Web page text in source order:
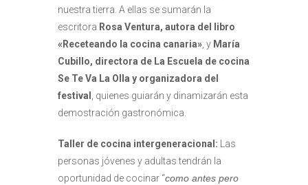
nuestra tierra. A ellas se sumarán la
escritora Rosa Ventura, autora del libro
«Receteando la cocina canaria», y María
Cubillo, directora de La Escuela de cocina
Se Te Va La Olla y organizadora del
festival , quienes guiarán y dinamizarán esta
demostración gastronómica.
Taller de cocina intergeneracional: Las
personas jóvenes y adultas tendrán la
oportunidad de cocinar “como antes pero